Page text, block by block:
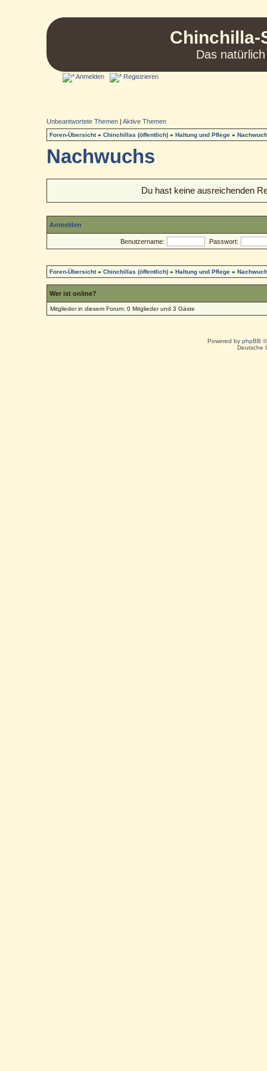
Chinchilla-
Das
Anmelden Registrieren
Unbeantwortete Themen |Aktive Themen
Foren-Übersicht»Chinchillas (öffentlich) »Haltung und Pflege »
Nachwuchs
Du hast keine ausreichenden
Anmelden
Benutzername: Passwort:
Foren-Übersicht»Chinchillas (öffentlich) »Haltung und Pflege »
Wer ist online?
Mitglieder in diesem Forum: 0 Mitglieder und 3 Gäste
Powered by phpBB
Deutsche